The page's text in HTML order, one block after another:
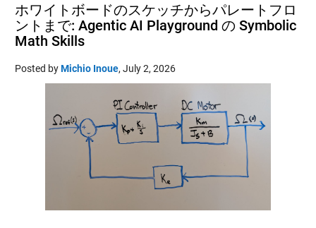
ホワイトボードのスケッチからパレートフロ
ントまで: Agentic AI Playground の Symbolic
Math Skills
Posted byMichio Inoue, July 2, 2026